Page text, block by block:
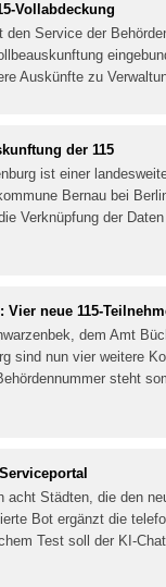
Vollabdeckung
den Service der
Auskünfte zu
der 115
ist einer
Bernau bei
Verknüpfung der
neue 115-
dem Amt
sind nun vier weitere
steht
acht Städten, die den
Bot ergänzt die
Test soll der KI-